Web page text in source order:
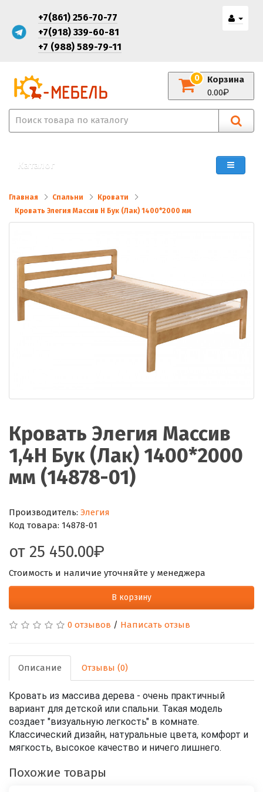
+7(861) 256-70-77
+7(918) 339-60-81
+7 (988) 589-79-11
Корзина
0
0.00
Каталог
Главная Спальни
Кровати
Кровать Элегия Массив Н Бук (Лак) 1400*2000 мм
Кровать Элегия Массив
1,4Н Бук (Лак) 1400*2000
мм (14878-01)
Производитель: Элегия
Код товара: 14878-01
от 25 450.00
Стоимость и наличие уточняйте у менеджера
В корзину
0 отзывов / Написать отзыв
Описание Отзывы (0)
Кровать из массива дерева - очень практичный
вариант для детской или спальни. Такая модель
создает "визуальную легкость" в комнате.
Классический дизайн, натуральные цвета, комфорт и
мягкость, высокое качество и ничего лишнего.
Похожие товары